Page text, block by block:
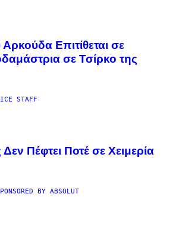
Επιτίθεται σε
σε Τσίρκο της
STAFF
Πέφτει Ποτέ σε Χειμερία
BY ABSOLUT